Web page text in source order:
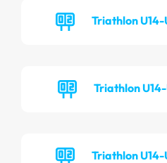
Triathlon U14-
Triathlon
Triathlon U14-